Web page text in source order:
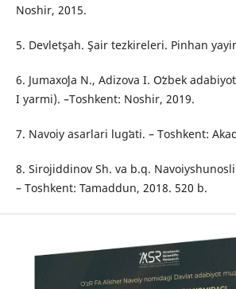
Noshir, 2015.
5. Devletşah. Şair tezkireleri. Pinhan
6. Jumaxoʻja N., Adizova I. Oʻzbek
I yarmi). –Toshkent: Noshir, 2019.
7. Navoiy asarlari lugʻati. – Toshkent:
8. Sirojiddinov Sh. va b.q.
– Toshkent: Tamaddun, 2018. 520 b.